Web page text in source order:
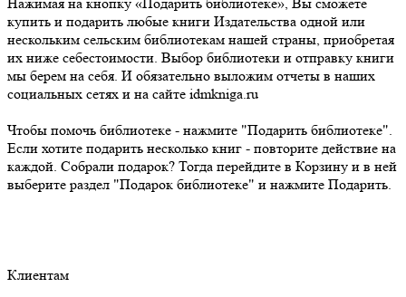
купить и подарить любые книги Издательства одной или
нескольким сельским библиотекам нашей страны, приобретая
их ниже себестоимости. Выбор библиотеки и отправку книги
мы берем на себя. И обязательно выложим отчеты в наших
социальных сетях и на сайте idmkniga.ru
Чтобы помочь библиотеке - нажмите "Подарить библиотеке".
Если хотите подарить несколько книг - повторите действие на
каждой. Собрали подарок? Тогда перейдите в Корзину и в ней
выберите раздел "Подарок библиотеке" и нажмите Подарить.
Клиентам